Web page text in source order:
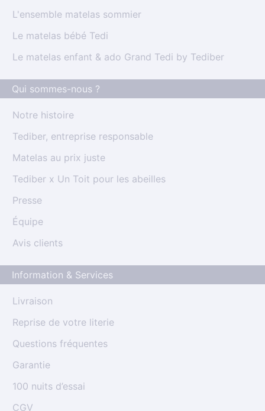
L'ensemble matelas sommier
Le matelas bébé Tedi
Le matelas enfant & ado Grand Tedi by Tediber
Qui sommes-nous ?
Notre histoire
Tediber, entreprise responsable
Matelas au prix juste
Tediber x Un Toit pour les abeilles
Presse
Équipe
Avis clients
Information & Services
Livraison
Reprise de votre literie
Questions fréquentes
Garantie
100 nuits d’essai
CGV